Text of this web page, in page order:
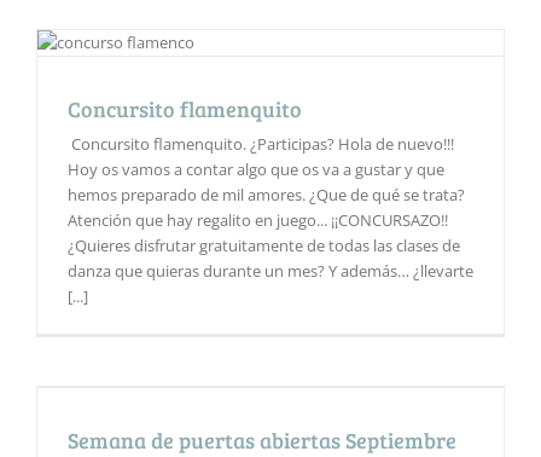
Concursito flamenquito
Concursito flamenquito. ¿Participas? Hola de nuevo!!!
Hoy os vamos a contar algo que os va a gustar y que
hemos preparado de mil amores. ¿Que de qué se trata?
Atención que hay regalito en juego... ¡¡CONCURSAZO!!
¿Quieres disfrutar gratuitamente de todas las clases de
danza que quieras durante un mes? Y además… ¿llevarte
[...]
Semana de puertas abiertas Septiembre